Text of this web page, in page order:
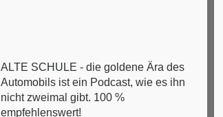
ALTE SCHULE - die goldene Ära des
Automobils ist ein Podcast, wie es ihn
nicht zweimal gibt. 100 %
empfehlenswert!